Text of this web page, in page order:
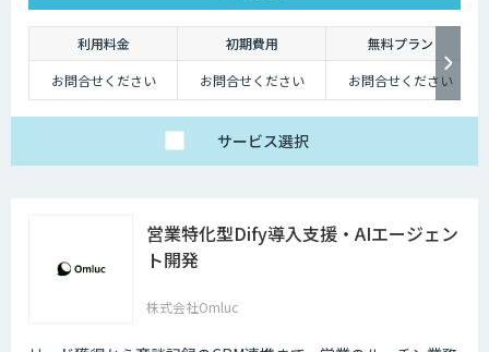
利用料金 初期費用
無料プラン
お問合せください
お問合せください お問合せください
サービス選択
営業特化型Dify導入支援・AIエージェン
ト開発
株式会社Omluc